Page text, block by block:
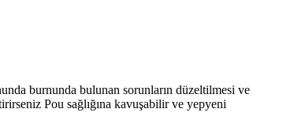
burnunda bulunan sorunların düzeltilmesi ve
Pou sağlığına kavuşabilir ve yepyeni